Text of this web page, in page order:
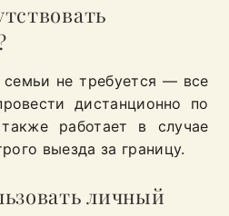
семьи не требуется — все
дистанционно по
работает в случае
выезда за границу.
личный